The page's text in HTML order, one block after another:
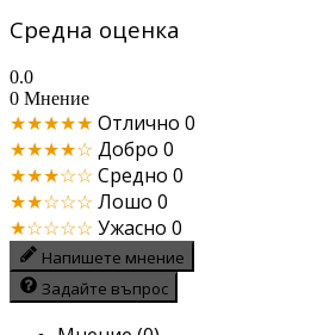
Средна оценка
0.0
0 Мнение
★★★★★ Отлично 0
★★★★☆ Добро 0
★★★☆☆ Средно 0
★★☆☆☆ Лошо 0
★☆☆☆☆ Ужасно 0
Напишете мнение
Задайте въпрос